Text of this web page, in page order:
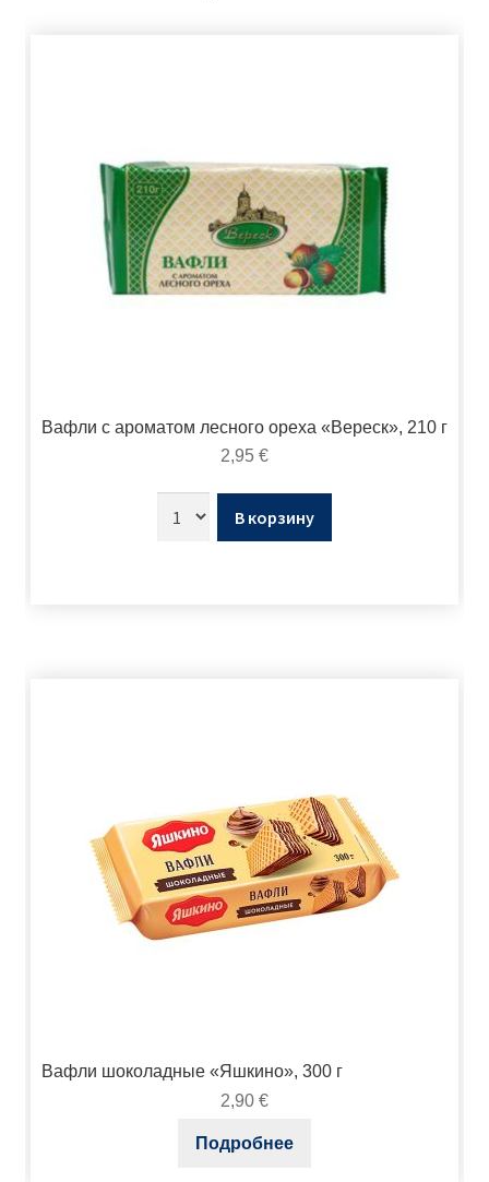
Вафли с ароматом лесного ореха «Вереск», 210 г
2,95 €
В корзину
Вафли шоколадные «Яшкино», 300 г
2,90 €
Подробнее